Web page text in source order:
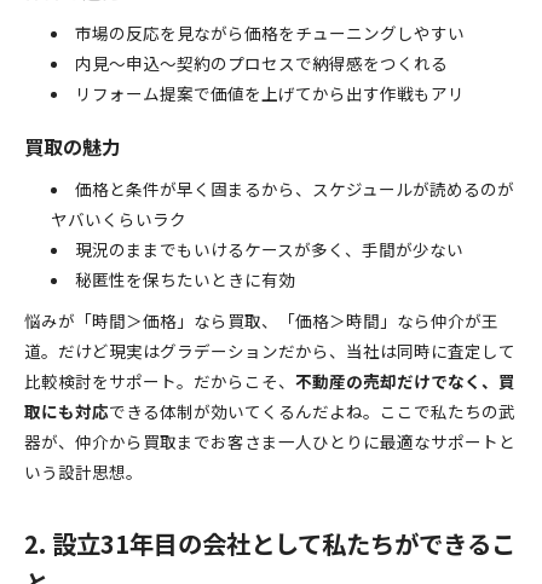
市場の反応を見ながら価格をチューニングしやすい
内見～申込～契約のプロセスで納得感をつくれる
リフォーム提案で価値を上げてから出す作戦もアリ
買取の魅力
価格と条件が早く固まるから、スケジュールが読めるのが
ヤバいくらいラク
現況のままでもいけるケースが多く、手間が少ない
秘匿性を保ちたいときに有効
悩みが「時間＞価格」なら買取、「価格＞時間」なら仲介が王
道。だけど現実はグラデーションだから、当社は同時に査定して
比較検討をサポート。だからこそ、 不動産の売却だけでなく、買
取にも対応できる体制が効いてくるんだよね。ここで私たちの武
器が、仲介から買取までお客さま一人ひとりに最適なサポートと
いう設計思想。
2. 設立31年目の会社として私たちができるこ